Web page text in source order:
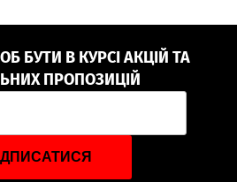
БУТИ В КУРСІ АКЦІЙ ТА
ПРОПОЗИЦІЙ